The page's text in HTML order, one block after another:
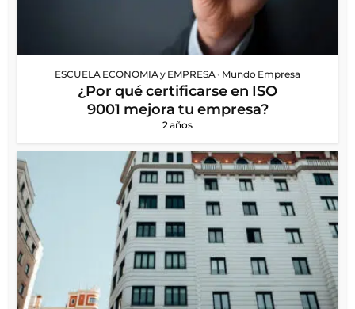
ESCUELA ECONOMIA y EMPRESA • Mundo Empresa
¿Por qué certificarse en ISO
9001 mejora tu empresa?
2 años